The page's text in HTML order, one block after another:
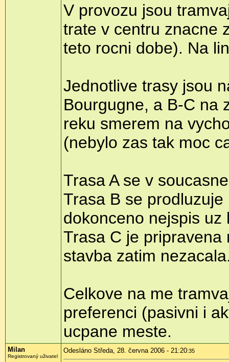
V provozu jsou
trate v centru znacne
teto rocni dobe). Na
Jednotlive trasy jsou
Bourgugne, a B-C na
reku smerem na
(nebylo zas tak moc
Trasa A se v
Trasa B se
dokonceno nejspis uz
Trasa C je
stavba zatim
Celkove na me
preferenci (pasivni i
ucpane meste.
Milan
Registrovaný uživatel
Odesláno Středa, 28. června 2006 - 21:20:35